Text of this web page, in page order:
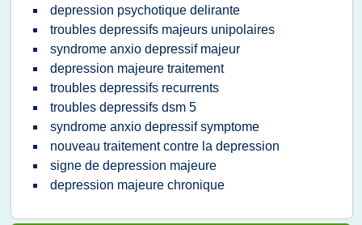
depression psychotique delirante
troubles depressifs majeurs unipolaires
syndrome anxio depressif majeur
depression majeure traitement
troubles depressifs recurrents
troubles depressifs dsm 5
syndrome anxio depressif symptome
nouveau traitement contre la depression
signe de depression majeure
depression majeure chronique